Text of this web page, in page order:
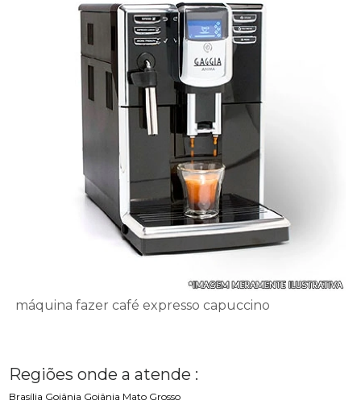
máquina fazer café expresso capuccino
Regiões onde a atende :
Brasília Goiânia Goiânia Mato Grosso